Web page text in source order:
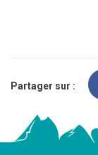
Partager sur :